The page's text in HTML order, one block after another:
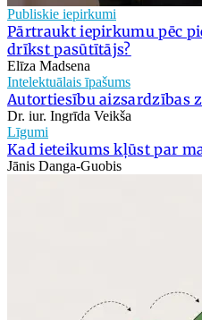
Publiskie iepirkumi
Pārtraukt iepirkumu pēc
drīkst pasūtītājs?
Elīza Madsena
Intelektuālais īpašums
Autortiesību aizsardzības
Dr. iur. Ingrīda Veikša
Līgumi
Kad ieteikums kļūst par
Jānis Danga-Guobis